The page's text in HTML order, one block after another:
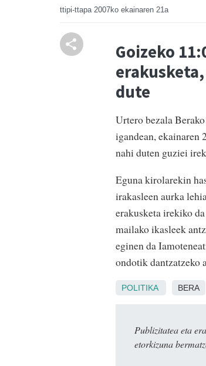
ttipi-ttapa 2007ko ekainaren 21a
Goizeko
dute
Urtero bezala
igandean, ekainaren
nahi duten guziei
Eguna kirolarekin
irakasleen aurka
erakusketa irekiko
mailako ikasleek
eginen da
ondotik dantzatzeko
POLITIKA BERA
Publizitatea eta
etorkizuna